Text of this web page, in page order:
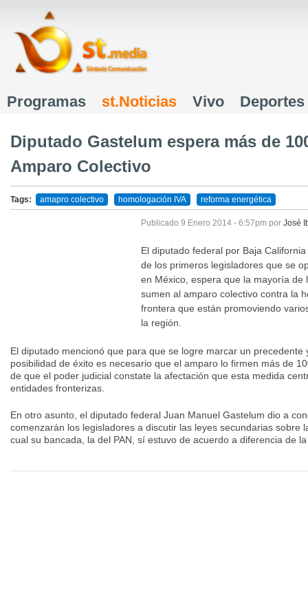
Menú principal
Programas st.Noticias Vivo Deportes
Diputado Gastelum espera más de
Amparo Colectivo
Tags: amapro colectivo homologación IVA
reforma energética
Juan Manuel Gastelum
Publicado 9 Enero 2014 - 6:57pm por José
El diputado federal por Baja
de los primeros legisladores que se
en México, espera que la mayoría de
sumen al amparo colectivo contra la
frontera que están promoviendo
la región.
El diputado mencionó que para que se logre marcar un precedente
posibilidad de éxito es necesario que el amparo lo firmen más de
de que el poder judicial constate la afectación que esta medida
entidades fronterizas.
En otro asunto, el diputado federal Juan Manuel Gastelum dio a
comenzarán los legisladores a discutir las leyes secundarias sobre
cual su bancada, la del PAN, sí estuvo de acuerdo a diferencia de